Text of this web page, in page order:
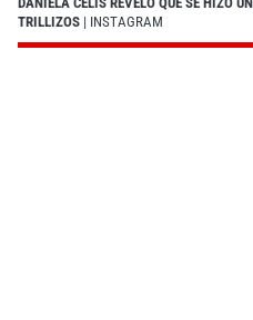
TRILLIZOS | INSTAGRAM